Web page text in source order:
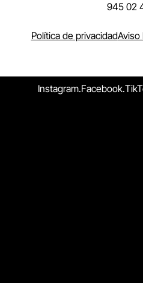
945 02
Política de privacidadAviso
Instagram.Facebook.